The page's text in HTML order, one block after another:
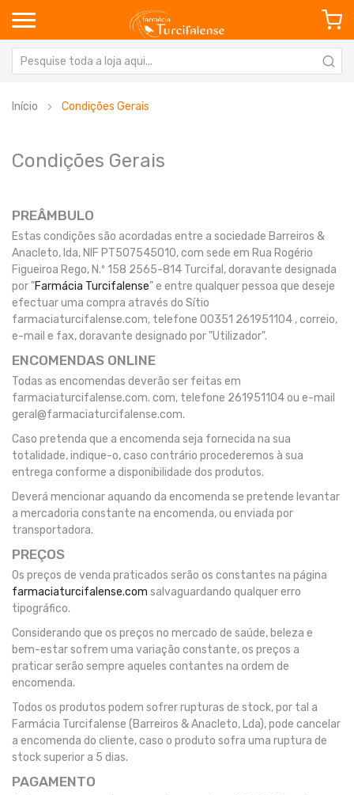
Início Condições Gerais
Condições Gerais
PREÂMBULO
Estas condições são acordadas entre a sociedade Barreiros &
Anacleto, lda, NIF PT507545010, com sede em Rua Rogério
Figueiroa Rego, N.º 158 2565-814 Turcifal, doravante designada
por "Farmácia Turcifalense" e entre qualquer pessoa que deseje
efectuar uma compra através do Sítio
farmaciaturcifalense.com, telefone 00351 261951104 , correio,
e-mail e fax, doravante designado por "Utilizador".
ENCOMENDAS ONLINE
Todas as encomendas deverão ser feitas em
farmaciaturcifalense.com. com, telefone 261951104 ou e-mail
geral@farmaciaturcifalense.com.
Caso pretenda que a encomenda seja fornecida na sua
totalidade, indique-o, caso contrário procederemos à sua
entrega conforme a disponibilidade dos produtos.
Deverá mencionar aquando da encomenda se pretende levantar
a mercadoria constante na encomenda, ou enviada por
transportadora.
PREÇOS
Os preços de venda praticados serão os constantes na página
farmaciaturcifalense.com salvaguardando qualquer erro
tipográfico.
Considerando que os preços no mercado de saúde, beleza e
bem-estar sofrem uma variação constante, os preços a
praticar serão sempre aqueles contantes na ordem de
encomenda.
Todos os produtos podem sofrer rupturas de stock, por tal a
Farmácia Turcifalense (Barreiros & Anacleto, Lda), pode cancelar
a encomenda do cliente, caso o produto sofra uma ruptura de
stock superior a 5 dias.
PAGAMENTO